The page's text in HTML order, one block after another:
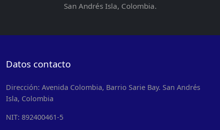
San Andrés Isla, Colombia.
Datos contacto
Dirección: Avenida Colombia, Barrio Sarie Bay. San Andrés
Isla, Colombia
NIT: 892400461-5